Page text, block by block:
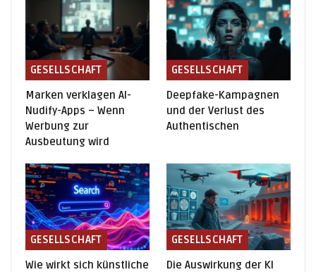
GESELLSCHAFT
Marken verklagen AI-
Nudify-Apps – Wenn
Werbung zur
Ausbeutung wird
GESELLSCHAFT
Deepfake-Kampagnen
und der Verlust des
Authentischen
GESELLSCHAFT
Wie wirkt sich künstliche
GESELLSCHAFT
Die Auswirkung der KI